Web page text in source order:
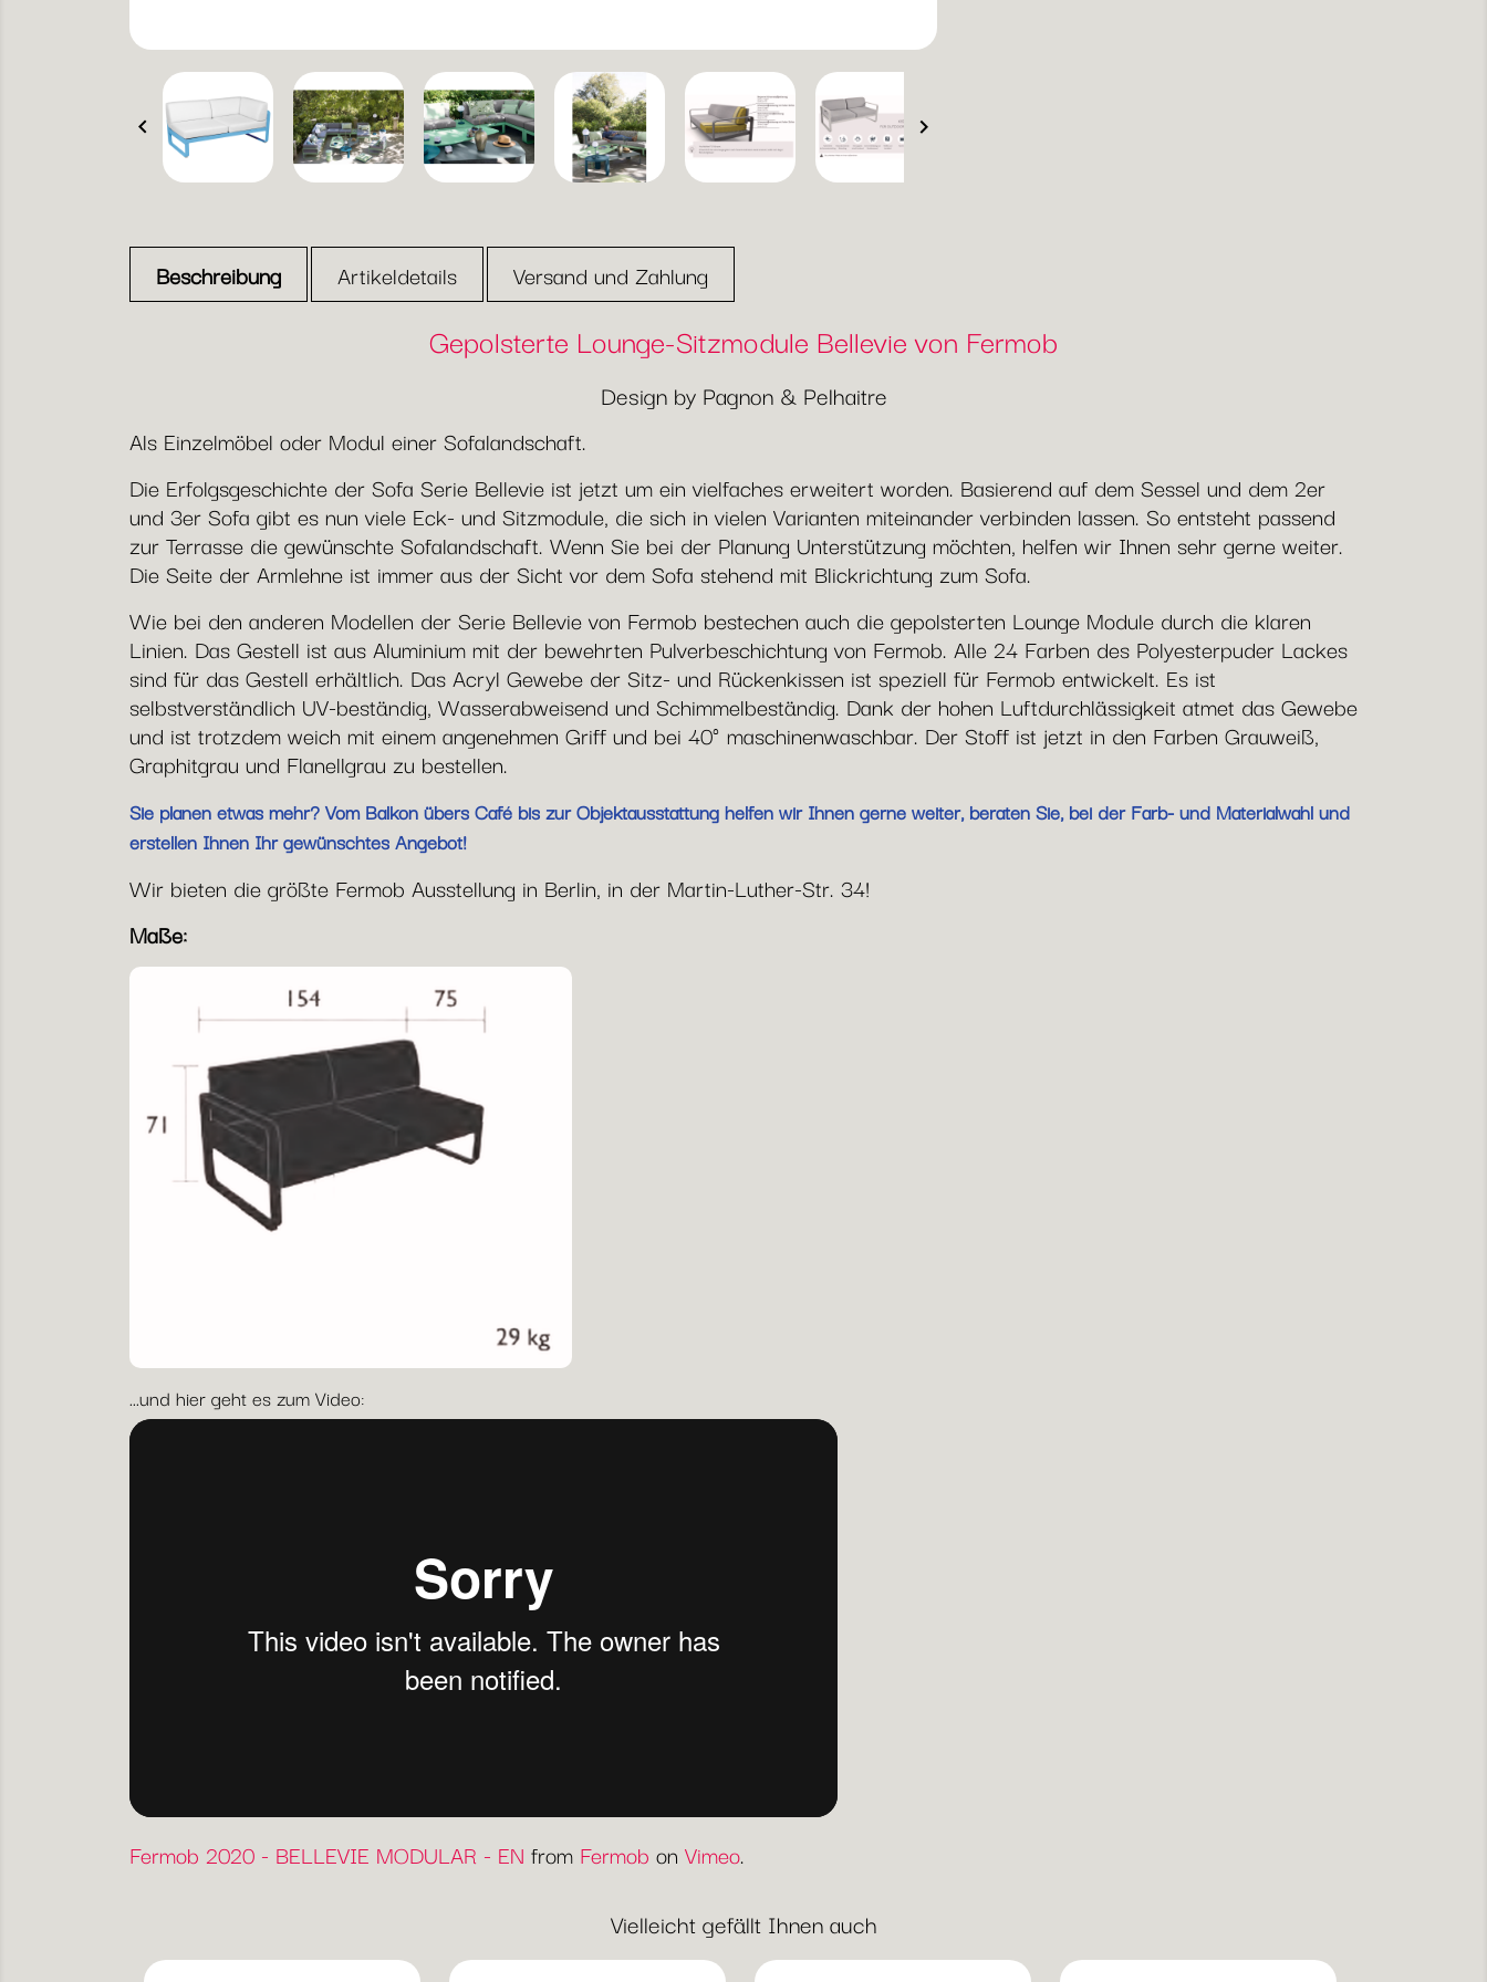
 
Beschreibung Artikeldetails Versand und Zahlung
Gepolsterte Lounge-Sitzmodule Bellevie von Fermob
Design by Pagnon & Pelhaitre
Als Einzelmöbel oder Modul einer Sofalandschaft.
Die Erfolgsgeschichte der Sofa Serie Bellevie ist jetzt um ein vielfaches erweitert worden. Basierend auf dem Sessel und dem 2er
und 3er Sofa gibt es nun viele Eck- und Sitzmodule, die sich in vielen Varianten miteinander verbinden lassen. So entsteht passend
zur Terrasse die gewünschte Sofalandschaft. Wenn Sie bei der Planung Unterstützung möchten, helfen wir Ihnen sehr gerne weiter.
Die Seite der Armlehne ist immer aus der Sicht vor dem Sofa stehend mit Blickrichtung zum Sofa.
Wie bei den anderen Modellen der Serie Bellevie von Fermob bestechen auch die gepolsterten Lounge Module durch die klaren
Linien. Das Gestell ist aus Aluminium mit der bewehrten Pulverbeschichtung von Fermob. Alle 24 Farben des Polyesterpuder Lackes
sind für das Gestell erhältlich. Das Acryl Gewebe der Sitz- und Rückenkissen ist speziell für Fermob entwickelt. Es ist
selbstverständlich UV-beständig, Wasserabweisend und Schimmelbeständig. Dank der hohen Luftdurchlässigkeit atmet das Gewebe
und ist trotzdem weich mit einem angenehmen Griff und bei 40° maschinenwaschbar. Der Stoff ist jetzt in den Farben Grauweiß,
Graphitgrau und Flanellgrau zu bestellen.
Sie planen etwas mehr? Vom Balkon übers Café bis zur Objektausstattung helfen wir Ihnen gerne weiter, beraten Sie, bei der Farb- und Materialwahl und
erstellen Ihnen Ihr gewünschtes Angebot!
Wir bieten die größte Fermob Ausstellung in Berlin, in der Martin-Luther-Str. 34!
Maße:
...und hier geht es zum Video:
Fermob 2020 - BELLEVIE MODULAR - EN from Fermob on Vimeo.
Vielleicht gefällt Ihnen auch